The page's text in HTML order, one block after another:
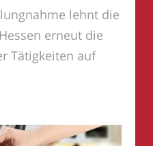
lehnt die
erneut die
Tätigkeiten auf